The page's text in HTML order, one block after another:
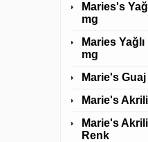
Maries's
mg
Maries
mg
Marie's
Marie's
Marie's
Renk